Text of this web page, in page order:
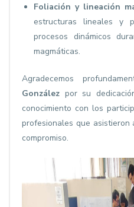
Foliación y lineación
estructuras lineales y
procesos dinámicos
magmáticas.
Agradecemos
González por su
conocimiento con los
profesionales que
compromiso.